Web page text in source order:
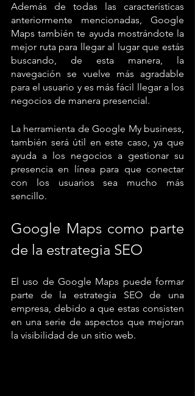
Además de todas las características
anteriormente mencionadas, Google
Maps también te ayuda mostrándote la
mejor ruta para llegar al lugar que estás
buscando, de esta manera, la
navegación se vuelve más agradable
para el usuario y es más fácil llegar a los
negocios de manera presencial.
La herramienta de Google My business,
también será útil en este caso, ya que
ayuda a los negocios a gestionar su
presencia en línea para que conectar
con los usuarios sea mucho más
sencillo.
Google Maps como parte
de la estrategia SEO
El uso de Google Maps puede formar
parte de la estrategia SEO de una
empresa, debido a que estas consisten
en una serie de aspectos que mejoran
la visibilidad de un sitio web.